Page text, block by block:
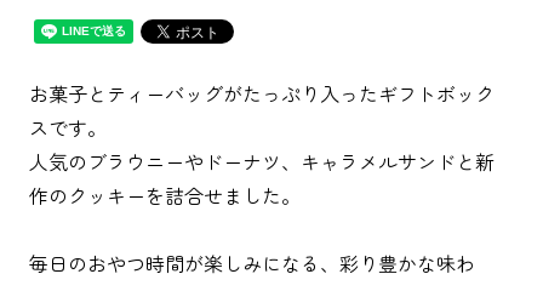
お菓子とティーバッグがたっぷり入ったギフトボック
スです。
人気のブラウニーやドーナツ、キャラメルサンドと新
作のクッキーを詰合せました。
毎日のおやつ時間が楽しみになる、彩り豊かな味わ